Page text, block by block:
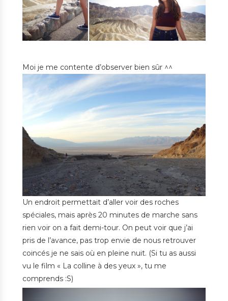
Moi je me contente d’observer bien sûr ^^
Un endroit permettait d’aller voir des roches
spéciales, mais après 20 minutes de marche sans
rien voir on a fait demi-tour. On peut voir que j’ai
pris de l’avance, pas trop envie de nous retrouver
coincés je ne sais où en pleine nuit. (Si tu as aussi
vu le film « La colline à des yeux », tu me
comprends :S)